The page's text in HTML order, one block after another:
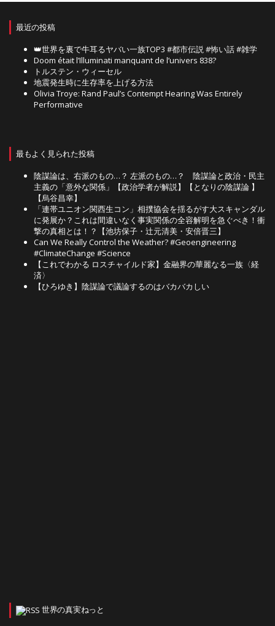
最近の投稿
👑世界を裏で牛耳るヤバい一族TOP3 #都市伝説 #怖い話 #雑学
Doom était l’Illuminati manquant de l’univers 838?
トルステン・ウィーセル
地震発生時に生存率を上げる方法
Olivia Troye: Rand Paul’s Contempt Hearing Was Entirely
Performative
最もよく見られた投稿
陰謀論は、右派のもの…？ 左派のもの…？ 陰謀論と政治・民主
主義の「意外な関係」【政治学者が解説】【となりの陰謀論 】
【烏谷昌幸】
「連帯ユニオン関西生コン」相撲協会を揺るがす大スキャンダル
に発展か？これは間違いなく事実関係の全容解明を急ぐべき！衝
撃の真相とは！？【池坊保子・辻元清美・安倍晋三】
Can We Really Control the Weather? #Geoengineering
#ClimateChange #Science
【これでわかる ロスチャイルド家】金融界の華麗なる一族〈経
済〉
【ひろゆき】陰謀論で議論するのはバカバカしい
世界の真実ねっと